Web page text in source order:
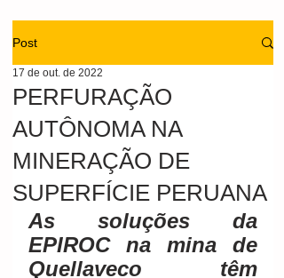
Post
PERFURAÇÃO
AUTÔNOMA NA
MINERAÇÃO DE
SUPERFÍCIE PERUANA
17 de out. de 2022
As soluções da
EPIROC na mina de
Quellaveco têm